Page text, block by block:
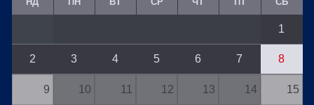
1
2 3 4 5 6 7 8
9 10 11 12 13 14 15